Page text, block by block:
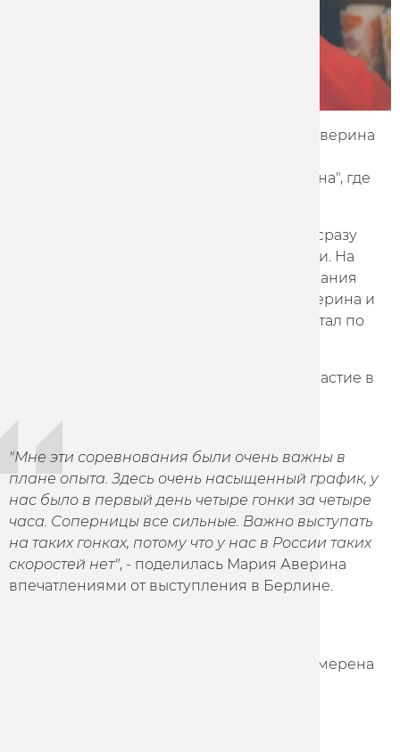
Гонщица команды Marathon-Tula Мария Аверина
престижном турнире "Шесть дней Берлина", где
На эти соревнования гонщица приехала сразу
после этапа Кубка мира в Новой Зеландии. На
"Шести днях Берлина" женские соревнования
проводятся в три дня и на двух из них Аверина и
Дронова дважды поднимались на пьедестал по
Для Марии Авериной это было первое участие в
"Мне эти соревнования были очень важны в
плане опыта. Здесь очень насыщенный график, у
нас было в первый день четыре гонки за четыре
часа. Соперницы все сильные. Важно выступать
на таких гонках, потому что у нас в России таких
скоростей нет", - поделилась Мария Аверина
впечатлениями от выступления в Берлине.
соревнований в Гонконге 8-10 марта и намерена